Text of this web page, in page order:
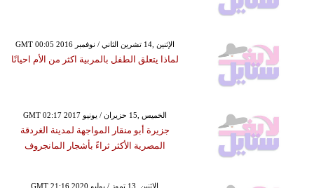
GMT 00:05 2016 الإثنين ,14 تشرين الثاني / نوفمبر
لماذا يتعلق الطفل بالمربية اكثر من الأم احيانًا
GMT 02:17 2017 الخميس ,15 حزيران / يونيو
جزيرة أبو منقار المواجهة لمدينة الغردقة
المصرية الأكثر ثراءً بأشجار المانجروف
GMT 21:16 2020 الإثنين ,13 تموز / يوليو